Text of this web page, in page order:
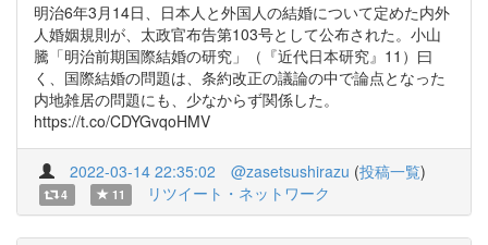
明治6年3月14日、日本人と外国人の結婚について定めた内外
人婚姻規則が、太政官布告第103号として公布された。小山
騰「明治前期国際結婚の研究」（『近代日本研究』11）曰
く、国際結婚の問題は、条約改正の議論の中で論点となった
内地雑居の問題にも、少なからず関係した。
https://t.co/CDYGvqoHMV
2022-03-14 22:35:02 @zasetsushirazu (投稿一覧)
4 11 リツイート・ネットワーク